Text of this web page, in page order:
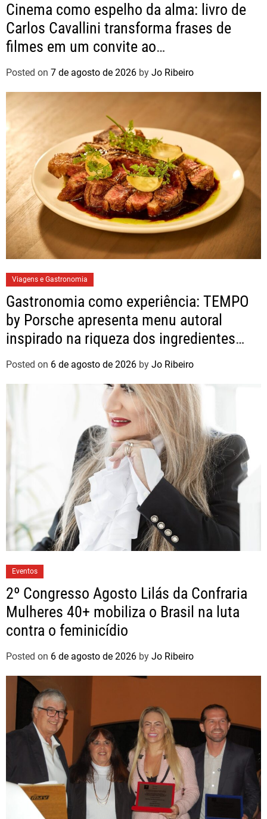
Cinema como espelho da alma: livro de
Carlos Cavallini transforma frases de
filmes em um convite ao
autoconhecimento
Posted on 7 de agosto de 2026 by Jo Ribeiro
Viagens e Gastronomia
Gastronomia como experiência: TEMPO
by Porsche apresenta menu autoral
inspirado na riqueza dos ingredientes
brasileiros
Posted on 6 de agosto de 2026 by Jo Ribeiro
Eventos
2º Congresso Agosto Lilás da Confraria
Mulheres 40+ mobiliza o Brasil na luta
contra o feminicídio
Posted on 6 de agosto de 2026 by Jo Ribeiro